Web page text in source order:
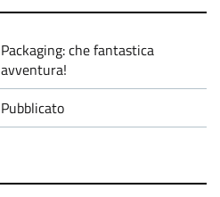
Packaging: che fantastica
avventura!
Pubblicato